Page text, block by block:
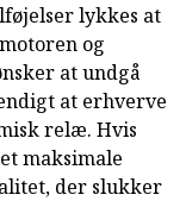
lykkes at
og
at undgå
at erhverve
relæ. Hvis
maksimale
der slukker